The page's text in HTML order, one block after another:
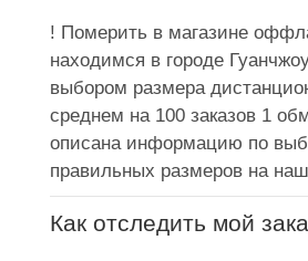
! Померить в магазине
находимся в городе
выбором размера
среднем на 100 заказов 1
описана информацию по
правильных размеров на
Как отследить мой